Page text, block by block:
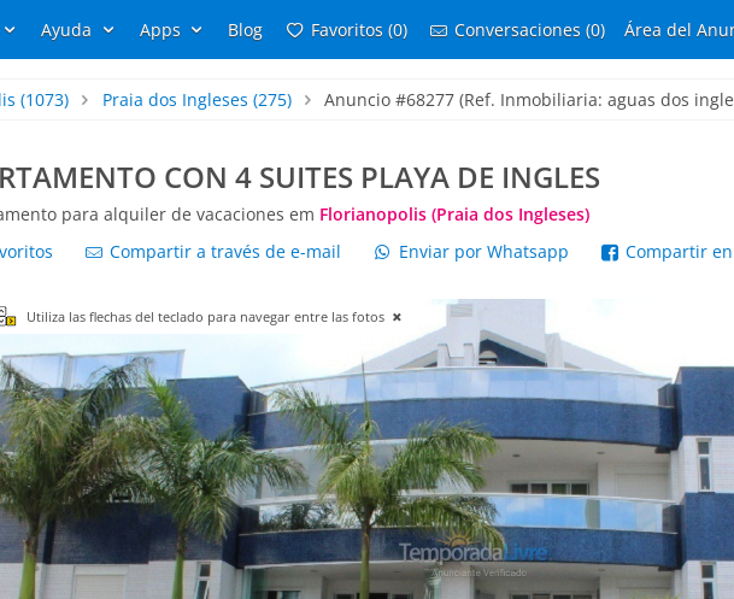
Ayuda Apps Blog Favoritos (0) Conversaciones (0) Área del
(1073) Praia dos Ingleses (275) Anuncio #68277 (Ref. Inmobiliaria: aguas dos
CON 4 SUITES PLAYA DE INGLES
para alquiler de vacaciones em Florianopolis (Praia dos Ingleses)
Compartir a través de e-mail Enviar por Whatsapp Compartir
Utiliza las flechas del teclado para navegar entre las fotos